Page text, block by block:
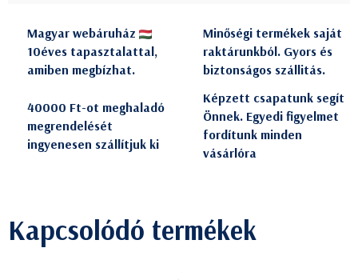
Magyar webáruház
10éves tapasztalattal,
amiben megbízhat.
Minőségi termékek saját
raktárunkból. Gyors és
biztonságos szállitás.
40000 Ft-ot meghaladó
megrendelését
ingyenesen szállítjuk ki
Képzett csapatunk segít
Önnek. Egyedi figyelmet
fordítunk minden
vásárlóra
Kapcsolódó termékek